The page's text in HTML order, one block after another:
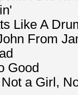
Like A
From
Good
a Girl,